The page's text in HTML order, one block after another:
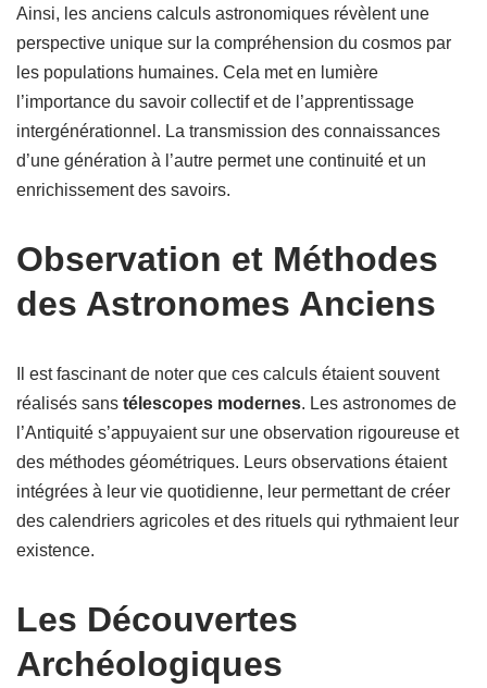
Ainsi, les anciens calculs astronomiques révèlent une
perspective unique sur la compréhension du cosmos par
les populations humaines. Cela met en lumière
l’importance du savoir collectif et de l’apprentissage
intergénérationnel. La transmission des connaissances
d’une génération à l’autre permet une continuité et un
enrichissement des savoirs.
Observation et Méthodes
des Astronomes Anciens
Il est fascinant de noter que ces calculs étaient souvent
réalisés sans télescopes modernes. Les astronomes de
l’Antiquité s’appuyaient sur une observation rigoureuse et
des méthodes géométriques. Leurs observations étaient
intégrées à leur vie quotidienne, leur permettant de créer
des calendriers agricoles et des rituels qui rythmaient leur
existence.
Les Découvertes
Archéologiques